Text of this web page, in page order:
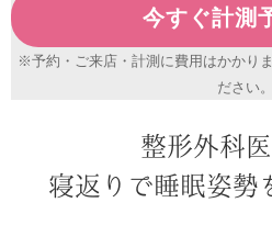
今すぐ計測
※予約・ご来店・計測に費用はかかり
ださい。
整形外科
寝返りで睡眠姿勢